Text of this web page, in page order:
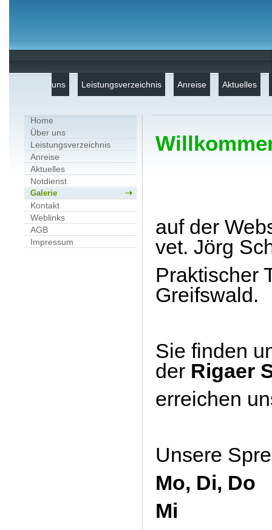
uns Leistungsverzeichnis Anreise Aktuelles
Home
Über uns
Leistungsverzeichnis
Anreise
Aktuelles
Notdienst
Galerie
Kontakt
Weblinks
AGB
Impressum
auf der
vet. Jörg
Praktischer
Greifswald.
Sie finden
der Rigaer
erreichen
Unsere
Mo, Di, Do
Mi